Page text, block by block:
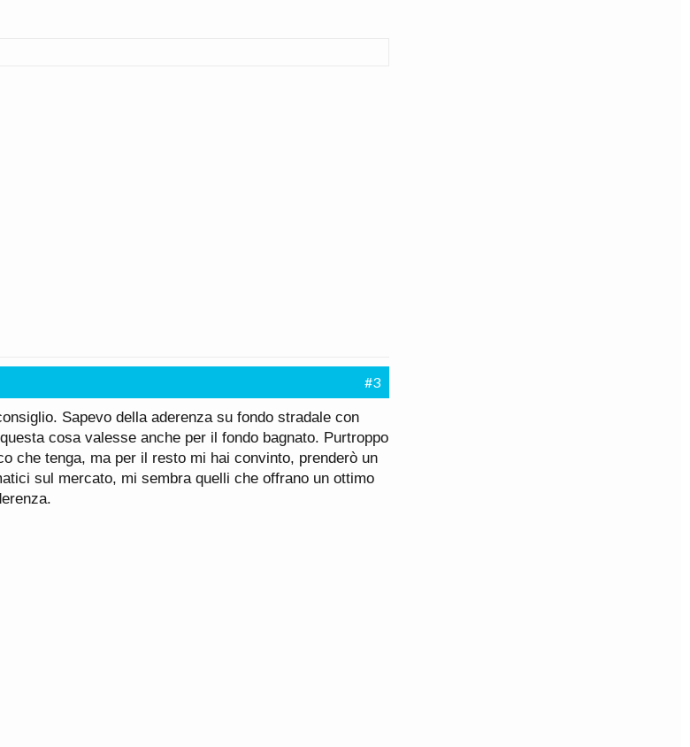
#3
Sapevo della aderenza su fondo stradale con
cosa valesse anche per il fondo bagnato. Purtroppo
che tenga, ma per il resto mi hai convinto, prenderò un
sul mercato, mi sembra quelli che offrano un ottimo